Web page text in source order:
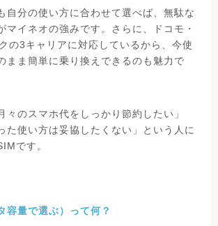
自分の使い方に合わせて選べば、無駄な
マイネオの強みです。さらに、ドコモ・
の3キャリアに対応しているから、今使
まま簡単に乗り換えできるのも魅力で
々のスマホ代をしっかり節約したい」
た使い方は妥協したくない」という人に
です。
容量で選ぶ）って何？